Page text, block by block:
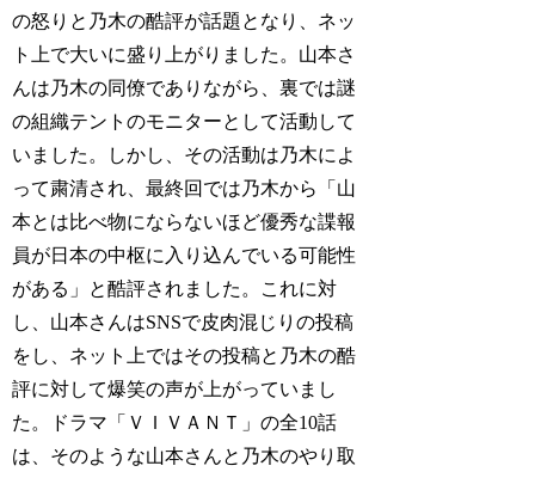
の怒りと乃木の酷評が話題となり、ネッ
ト上で大いに盛り上がりました。山本さ
んは乃木の同僚でありながら、裏では謎
の組織テントのモニターとして活動して
いました。しかし、その活動は乃木によ
って粛清され、最終回では乃木から「山
本とは比べ物にならないほど優秀な諜報
員が日本の中枢に入り込んでいる可能性
がある」と酷評されました。これに対
し、山本さんはSNSで皮肉混じりの投稿
をし、ネット上ではその投稿と乃木の酷
評に対して爆笑の声が上がっていまし
た。ドラマ「ＶＩＶＡＮＴ」の全10話
は、そのような山本さんと乃木のやり取